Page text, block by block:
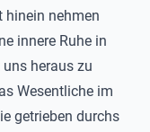
hinein nehmen
innere Ruhe in
heraus zu
Wesentliche im
getrieben durchs